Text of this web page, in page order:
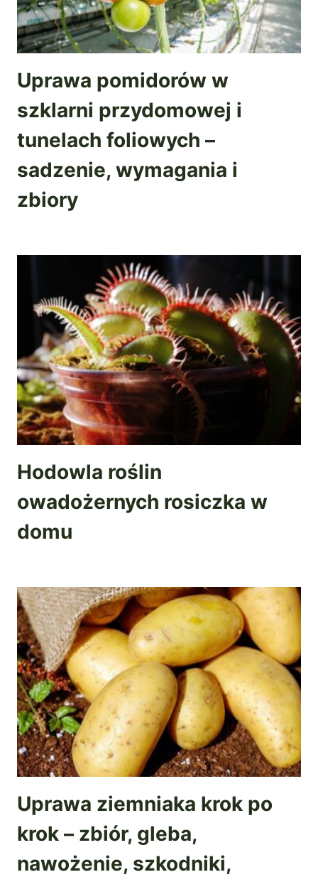
Uprawa pomidorów w
szklarni przydomowej i
tunelach foliowych –
sadzenie, wymagania i
zbiory
Hodowla roślin
owadożernych rosiczka w
domu
Uprawa ziemniaka krok po
krok – zbiór, gleba,
nawożenie, szkodniki,